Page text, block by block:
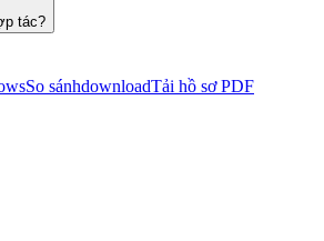
tác?
So sánhdownloadTải hồ sơ PDF